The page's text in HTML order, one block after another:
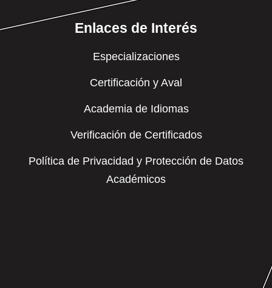
Enlaces de Interés
Especializaciones
Certificación y Aval
Academia de Idiomas
Verificación de Certificados
Política de Privacidad y Protección de Datos
Académicos